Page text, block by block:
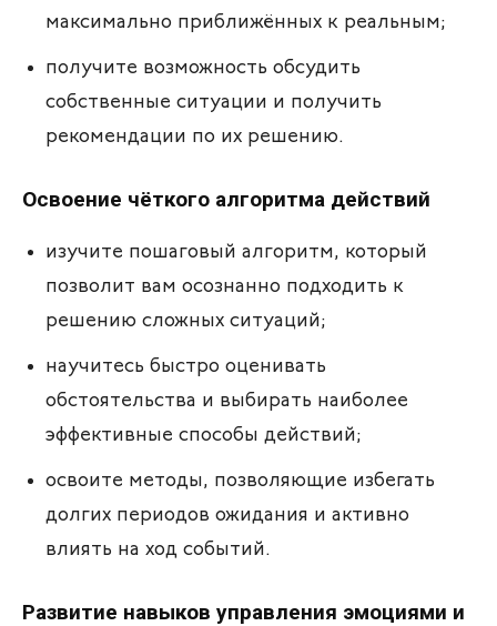
максимально приближённых к реальным;
получите возможность обсудить
собственные ситуации и получить
рекомендации по их решению.
Освоение чёткого алгоритма действий
изучите пошаговый алгоритм, который
позволит вам осознанно подходить к
решению сложных ситуаций;
научитесь быстро оценивать
обстоятельства и выбирать наиболее
эффективные способы действий;
освоите методы, позволяющие избегать
долгих периодов ожидания и активно
влиять на ход событий.
Развитие навыков управления эмоциями и